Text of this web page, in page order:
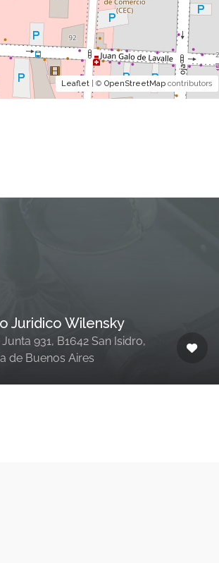
Leaflet | ©OpenStreetMap contributors
Juridico Wilensky
931, B1642 San Isidro,
de Buenos Aires